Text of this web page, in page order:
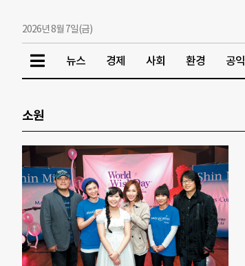
2026년 8월 7일(금)
뉴스 경제 사회 환경 공익
소원